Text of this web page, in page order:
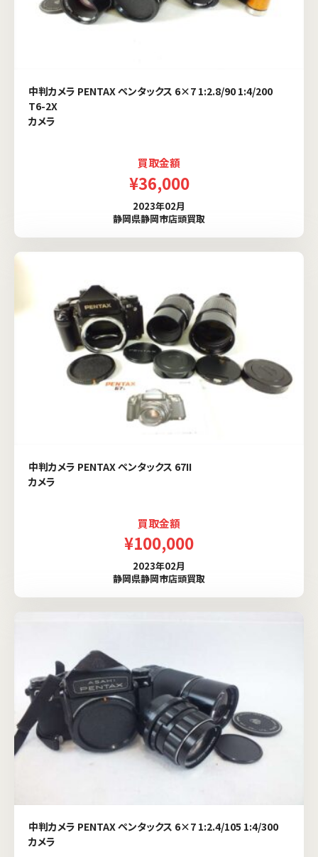
中判カメラ PENTAX ペンタックス 6×7 1:2.8/90 1:4/200
T6-2X
カメラ
買取金額
¥36,000
2023年02月
静岡県静岡市店頭買取
中判カメラ PENTAX ペンタックス 67II
カメラ
買取金額
¥100,000
2023年02月
静岡県静岡市店頭買取
中判カメラ PENTAX ペンタックス 6×7 1:2.4/105 1:4/300
カメラ